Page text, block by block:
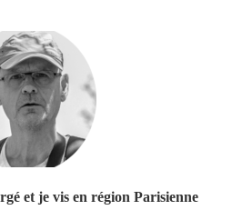
et je vis en région Parisienne